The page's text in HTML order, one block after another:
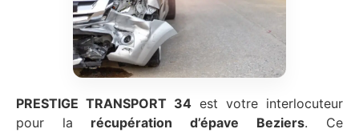
PRESTIGE TRANSPORT 34 est votre interlocuteur
pour la récupération d’épave Beziers. Ce